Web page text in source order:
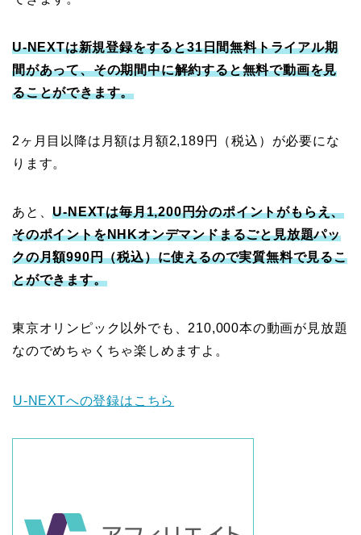
U-NEXTは新規登録をすると31日間無料トライアル期
間があって、その期間中に解約すると無料で動画を見
ることができます。
2ヶ月目以降は月額は月額2,189円（税込）が必要にな
ります。
あと、U-NEXTは毎月1,200円分のポイントがもらえ、
そのポイントをNHKオンデマンドまるごと見放題パッ
クの月額990円（税込）に使えるので実質無料で見るこ
とができます。
東京オリンピック以外でも、210,000本の動画が見放題
なのでめちゃくちゃ楽しめますよ。
U-NEXTへの登録はこちら